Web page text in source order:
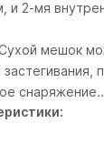
и 2-мя
мешок
снаряжение..